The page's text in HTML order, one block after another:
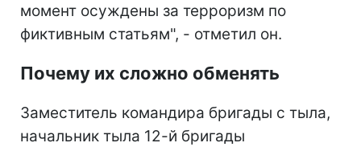
момент осуждены за терроризм по
фиктивным статьям", - отметил он.
Почему их сложно обменять
Заместитель командира бригады с тыла,
начальник тыла 12-й бригады